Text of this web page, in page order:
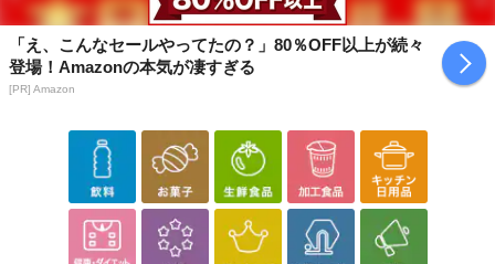
「え、こんなセールやってたの？」80％OFF以上が続々
登場！Amazonの本気が凄すぎる
[PR] Amazon